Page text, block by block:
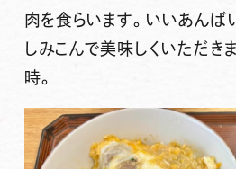
肉を食らいます。いいあん
しみこんで美味しくいただき
時。